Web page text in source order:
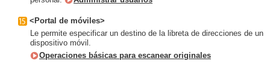
<Portal de móviles>
Le permite especificar un destino de la libreta de direcciones de un
dispositivo móvil.
Operaciones básicas para escanear originales